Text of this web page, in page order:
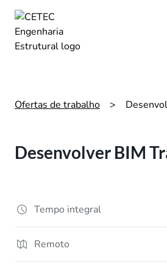
Ofertas de trabalho >
Desenvolver BIM
Tempo integral
Remoto